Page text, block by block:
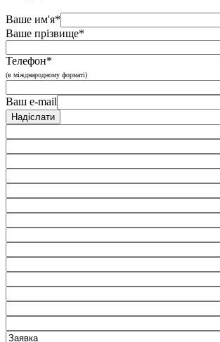
Ваше им'я*
Ваше прізвище*
Телефон*
(в міжднародному форматі)
Ваш e-mail